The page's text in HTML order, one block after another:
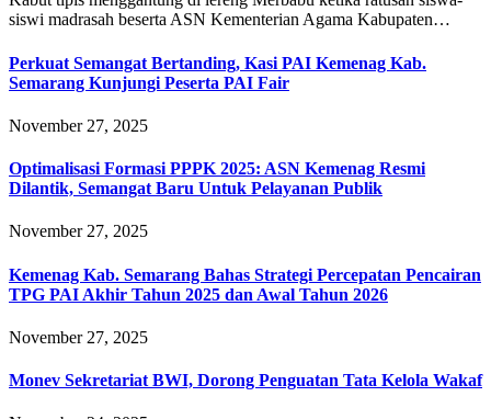
siswi madrasah beserta ASN Kementerian Agama Kabupaten…
Perkuat Semangat Bertanding, Kasi PAI Kemenag Kab.
Semarang Kunjungi Peserta PAI Fair
November 27, 2025
Optimalisasi Formasi PPPK 2025: ASN Kemenag Resmi
Dilantik, Semangat Baru Untuk Pelayanan Publik
November 27, 2025
Kemenag Kab. Semarang Bahas Strategi Percepatan Pencairan
TPG PAI Akhir Tahun 2025 dan Awal Tahun 2026
November 27, 2025
Monev Sekretariat BWI, Dorong Penguatan Tata Kelola Wakaf